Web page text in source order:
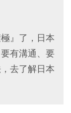
』了，日本
有溝通、要
去了解日本